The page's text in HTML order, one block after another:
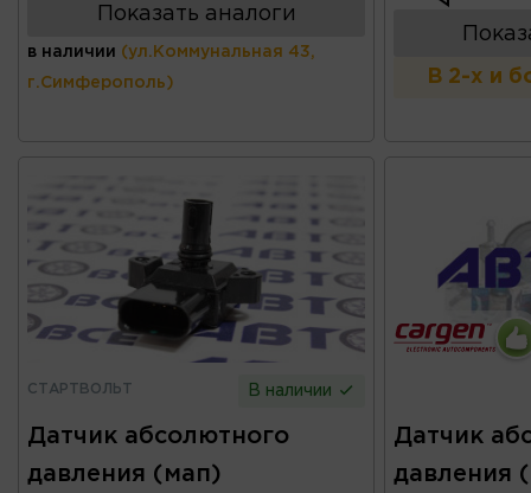
Показать аналоги
в наличии (ул.Коммунальная 43,
г.Симферополь) В 2-х и
СТАРТВОЛЬТ В наличии
Датчик абсолютного
давления (мап)
Датчик
давления